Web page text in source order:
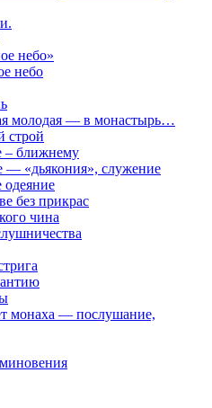
небо»
небо
молодая — в монастырь…
строй
– ближнему
— «дьякония», служение
без прикрас
чина
монаха — послушание,